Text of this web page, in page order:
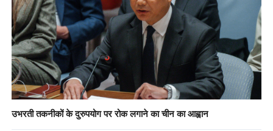
उभरती तकनीकों के दुरुपयोग पर रोक लगाने का चीन का आह्वान